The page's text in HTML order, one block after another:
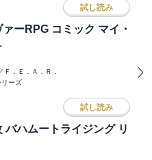
試し読み
ーRPG コミック マイ・
．Ｅ．Ａ．Ｒ．
リーズ
試し読み
バハムートライジング リ